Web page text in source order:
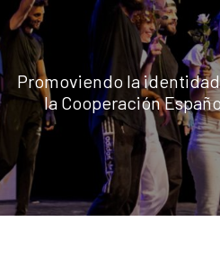
Promoviendo la
la Cooperación